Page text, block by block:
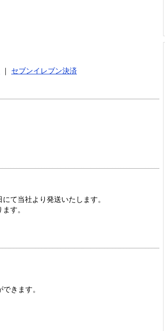
セブンイレブン決済
て当社より発送いたします。
す。
きます。